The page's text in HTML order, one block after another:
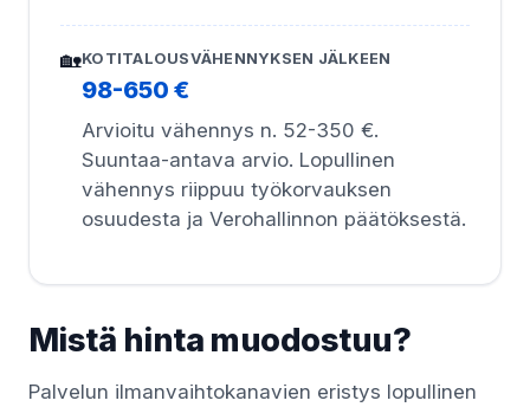
🏡KOTITALOUSVÄHENNYKSEN JÄLKEEN
98-650 €
Arvioitu vähennys n. 52-350 €.
Suuntaa-antava arvio. Lopullinen
vähennys riippuu työkorvauksen
osuudesta ja Verohallinnon päätöksestä.
Mistä hinta muodostuu?
Palvelun ilmanvaihtokanavien eristys lopullinen